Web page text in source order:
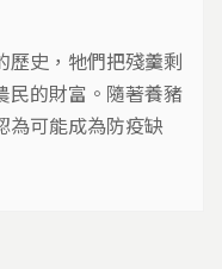
歷史，牠們把殘羹剩
民的財富。隨著養豬
為可能成為防疫缺
公噸，其中有6
之後，該送往哪